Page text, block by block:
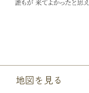
地図を見る